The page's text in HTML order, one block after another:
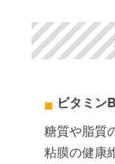
ビタミン
糖質や脂質
粘膜の健康